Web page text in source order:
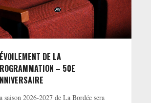
DE LA
– 50E
saison 2026-2027 de La Bordée sera